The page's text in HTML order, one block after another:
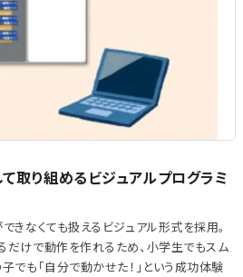
取り組めるビジュアルプログラミ
きなくても扱えるビジュアル形式を採用。
だけで動作を作れるため、小学生でもスム
でも「自分で動かせた！」という成功体験